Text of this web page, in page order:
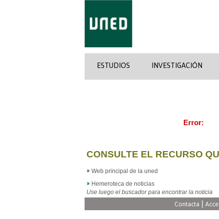
ESTUDIOS INVESTIGACIÓN
Error:
CONSULTE EL RECURSO
Web principal de la uned
Hemeroteca de noticias
Use luego el buscador para encontrar la noticia
Contacta